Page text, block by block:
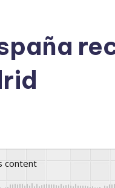
content